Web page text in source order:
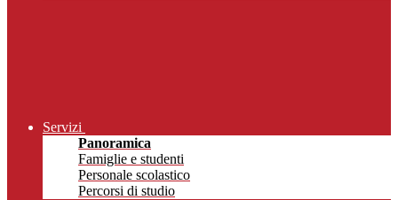
Servizi
Panoramica
Famiglie e studenti
Personale scolastico
Percorsi di studio